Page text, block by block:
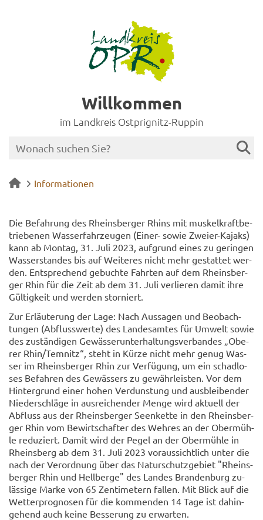
Willkommen
im Landkreis Ostprignitz-Ruppin
Informationen
Die Be­fah­rung des Rheins­ber­ger Rhins mit mus­kel­kraft­be­
trie­be­nen Was­ser­fahr­zeu­gen (Einer-​ sowie Zweier-​Kajaks)
kann ab Mon­tag, 31. Juli 2023, auf­grund eines zu ge­rin­gen
Was­ser­stan­des bis auf Wei­te­res nicht mehr ge­stat­tet wer­
den. Ent­spre­chend ge­buch­te Fahr­ten auf dem Rheins­ber­
ger Rhin für die Zeit ab dem 31. Juli ver­lie­ren damit ihre
Gül­tig­keit und wer­den stor­niert.
Zur Er­läu­te­rung der Lage: Nach Aus­sa­gen und Be­ob­ach­
tun­gen (Ab­fluss­wer­te) des Lan­des­am­tes für Um­welt sowie
des zu­stän­di­gen Ge­wäs­ser­un­ter­hal­tungs­ver­ban­des „Obe­
rer Rhin/Tem­nitz“, steht in Kürze nicht mehr genug Was­
ser im Rheins­ber­ger Rhin zur Ver­fü­gung, um ein schad­lo­
ses Be­fah­ren des Ge­wäs­sers zu ge­währ­leis­ten. Vor dem
Hin­ter­grund einer hohen Ver­duns­tung und aus­blei­ben­der
Nie­der­schlä­ge in aus­rei­chen­der Menge wird ak­tu­ell der
Ab­fluss aus der Rheins­ber­ger Se­en­ket­te in den Rheins­ber­
ger Rhin vom Be­wirt­schaf­ter des Weh­res an der Ober­müh­
le re­du­ziert. Damit wird der Pegel an der Ober­müh­le in
Rheins­berg ab dem 31. Juli 2023 vor­aus­sicht­lich unter die
nach der Ver­ord­nung über das Na­tur­schutz­ge­biet "Rheins­
ber­ger Rhin und Hell­ber­ge" des Lan­des Bran­den­burg zu­
läs­si­ge Marke von 65 Zen­ti­me­tern fal­len. Mit Blick auf die
Wet­ter­pro­gno­sen für die kom­men­den 14 Tage ist da­hin­
ge­hend auch keine Bes­se­rung zu er­war­ten.